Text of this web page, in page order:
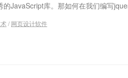
JavaScript库。那如何在我们编写
/ 网页设计软件